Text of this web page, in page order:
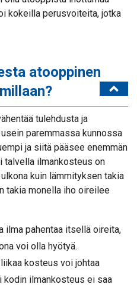
kokeilla perusvoiteita, jotka
atooppinen
tulehdusta ja
paremmassa kunnossa
ja siitä pääsee enemmän
talvella ilmankosteus on
kuin lämmityksen takia
takia monella iho oireilee
ilma pahentaa itsellä oireita,
voi olla hyötyä.
kosteus voi johtaa
kodin ilmankosteus ei saa